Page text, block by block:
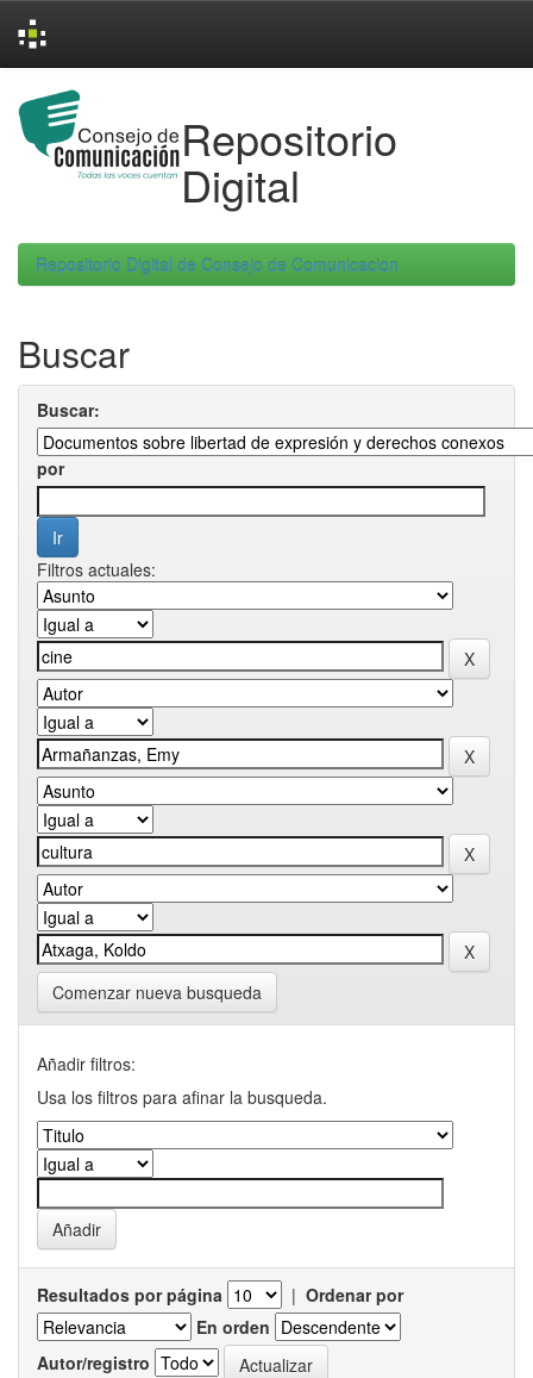
navigation
Repositorio
Digital
Repositorio Digital de Consejo de Comunicacion
Buscar
Buscar:
por
Filtros actuales:
Comenzar nueva busqueda
Añadir filtros:
Usa los filtros para afinar la busqueda.
Resultados por página | Ordenar por
En orden
Autor/registro